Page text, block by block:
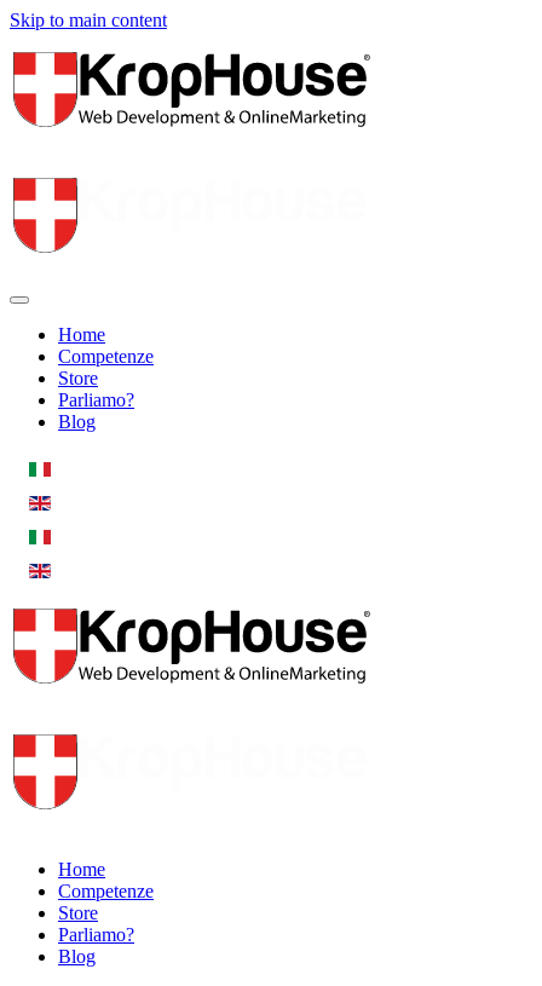
Skip to main content
Home
Competenze
Store
Parliamo?
Blog
Home
Competenze
Store
Parliamo?
Blog